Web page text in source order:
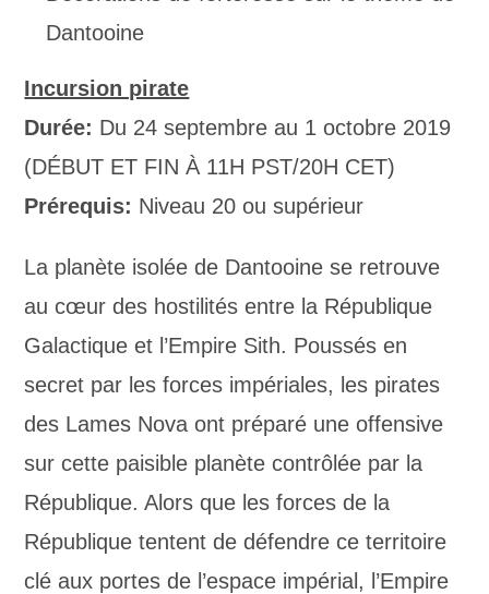
Dantooine
Incursion pirate
Durée: Du 24 septembre au 1 octobre 2019
(DÉBUT ET FIN À 11H PST/20H CET)
Prérequis: Niveau 20 ou supérieur
La planète isolée de Dantooine se retrouve
au cœur des hostilités entre la République
Galactique et l’Empire Sith. Poussés en
secret par les forces impériales, les pirates
des Lames Nova ont préparé une offensive
sur cette paisible planète contrôlée par la
République. Alors que les forces de la
République tentent de défendre ce territoire
clé aux portes de l’espace impérial, l’Empire